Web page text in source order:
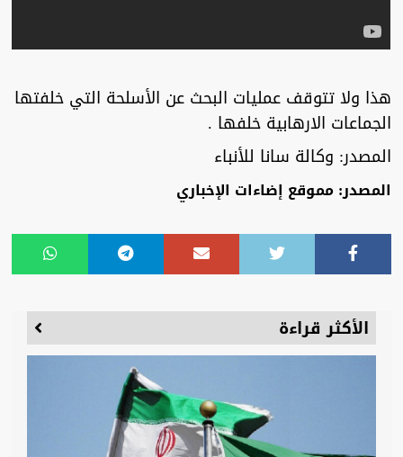
هذا ولا تتوقف عمليات البحث عن الأسلحة التي خلفتها
الجماعات الارهابية خلفها .
المصدر: وكالة سانا للأنباء
المصدر: مموقع إضاءات الإخباري
الأكثر قراءة